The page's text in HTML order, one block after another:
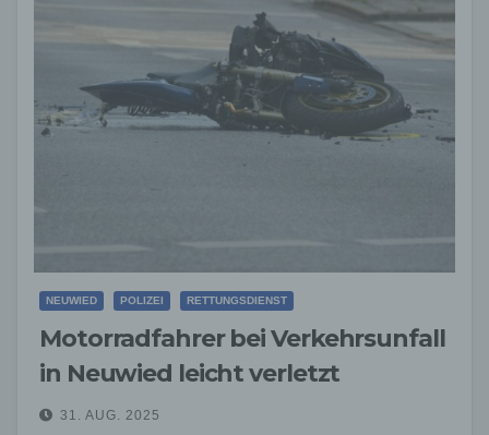
NEUWIED POLIZEI RETTUNGSDIENST
Motorradfahrer bei Verkehrsunfall
in Neuwied leicht verletzt
31. AUG. 2025